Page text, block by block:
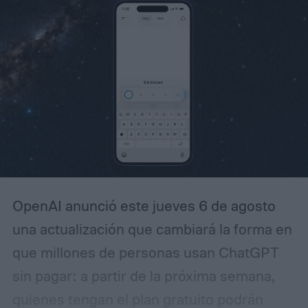
correspondiente a cada dirección. Esta
posibilidad era especialmente útil para
profesionales que separaban sus cuentas
personales, laborales y de proyectos,
además de quienes administraban correos
asociados a un dominio propio.
OpenAI anunció este jueves 6 de agosto
una actualización que cambiará la forma en
que millones de personas usan ChatGPT
sin pagar: a partir de la próxima semana,